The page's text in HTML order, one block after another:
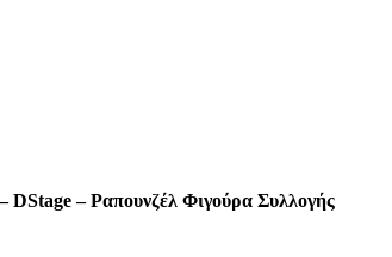
DStage – Ραπουνζέλ Φιγούρα Συλλογής